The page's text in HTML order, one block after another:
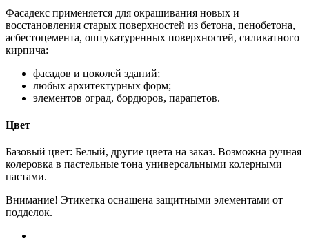
Фасадекс применяется для окрашивания новых и
восстановления старых поверхностей из бетона, пенобетона,
асбестоцемента, оштукатуренных поверхностей, силикатного
кирпича:
фасадов и цоколей зданий;
любых архитектурных форм;
элементов оград, бордюров, парапетов.
Цвет
Базовый цвет: Белый, другие цвета на заказ. Возможна ручная
колеровка в пастельные тона универсальными колерными
пастами.
Внимание! Этикетка оснащена защитными элементами от
подделок.